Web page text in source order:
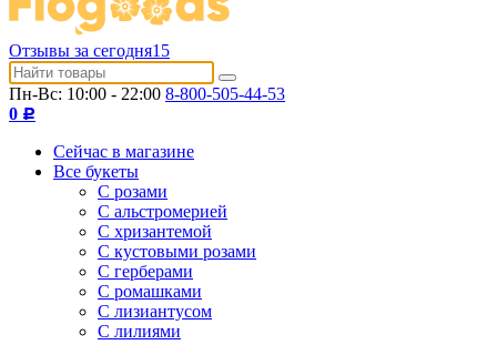
Отзывы за сегодня15
Пн-Вс: 10:00 - 22:00 8-800-505-44-53
0 Р
Сейчас в магазине
Все букеты
C розами
С альстромерией
С хризантемой
С кустовыми розами
С герберами
С ромашками
С лизиантусом
С лилиями